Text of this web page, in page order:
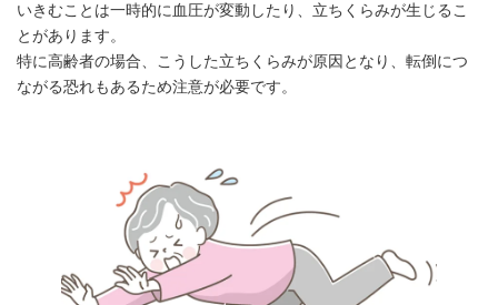
いきむことは一時的に血圧が変動したり、立ちくらみが生じるこ
とがあります。
特に高齢者の場合、こうした立ちくらみが原因となり、転倒につ
ながる恐れもあるため注意が必要です。